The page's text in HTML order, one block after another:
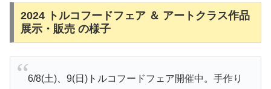
2024 トルコフードフェア ＆ アートクラス作品
展示・販売 の様子
6/8(土)、9(日)トルコフードフェア開催中。手作り